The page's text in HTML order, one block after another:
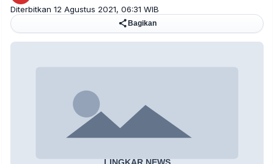
Diterbitkan 12 Agustus 2021, 06:31 WIB
Bagikan